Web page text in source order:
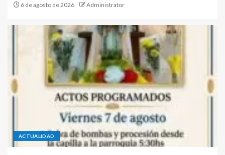
6 de agosto de 2026 Administrator
ACTUALIDAD